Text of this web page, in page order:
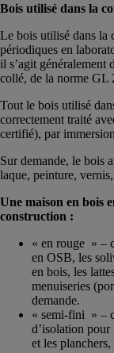
Bois utilisé dans la
Le bois utilisé dans la
périodiques en
il s’agit généralement
collé, de la norme GL
Tout le bois utilisé
correctement traité
certifié), par
Sur demande, le bois
laque, peinture,
Une maison en bois
construction :
« en rouge » –
en OSB, les
en bois, les
menuiseries
demande.
« semi-fini » –
d’isolation pour
et les